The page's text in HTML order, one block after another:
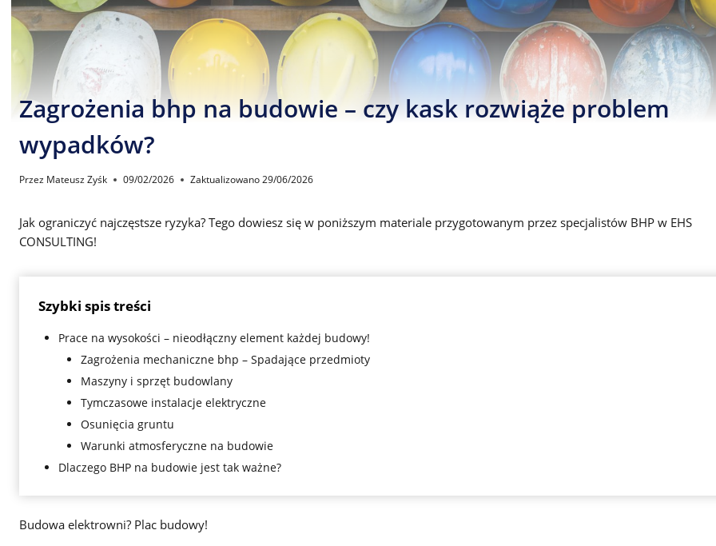
Zagrożenia bhp na budowie – czy kask rozwiąże problem
wypadków?
Przez Mateusz Zyśk 09/02/2026 Zaktualizowano29/06/2026
Jak ograniczyć najczęstsze ryzyka? Tego dowiesz się w poniższym materiale przygotowanym przez specjalistów BHP w EHS
CONSULTING!
Szybki spis treści
Prace na wysokości – nieodłączny element każdej budowy!
Zagrożenia mechaniczne bhp – Spadające przedmioty
Maszyny i sprzęt budowlany
Tymczasowe instalacje elektryczne
Osunięcia gruntu
Warunki atmosferyczne na budowie
Dlaczego BHP na budowie jest tak ważne?
Budowa elektrowni? Plac budowy!